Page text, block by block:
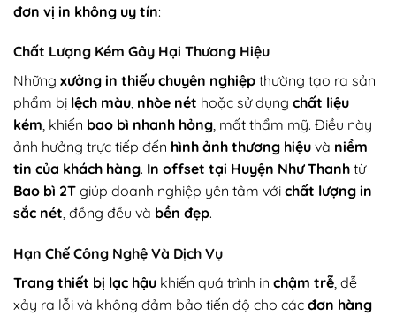
đơn vị in không uy tín:
Chất Lượng Kém Gây Hại Thương Hiệu
Những xưởng in thiếu chuyên nghiệp thường tạo ra sản
phẩm bị lệch màu, nhòe nét hoặc sử dụng chất liệu
kém, khiến bao bì nhanh hỏng, mất thẩm mỹ. Điều này
ảnh hưởng trực tiếp đến hình ảnh thương hiệu và niềm
tin của khách hàng. In offset tại Huyện Như Thanh từ
Bao bì 2T giúp doanh nghiệp yên tâm với chất lượng in
sắc nét, đồng đều và bền đẹp.
Hạn Chế Công Nghệ Và Dịch Vụ
Trang thiết bị lạc hậu khiến quá trình in chậm trễ, dễ
xảy ra lỗi và không đảm bảo tiến độ cho các đơn hàng